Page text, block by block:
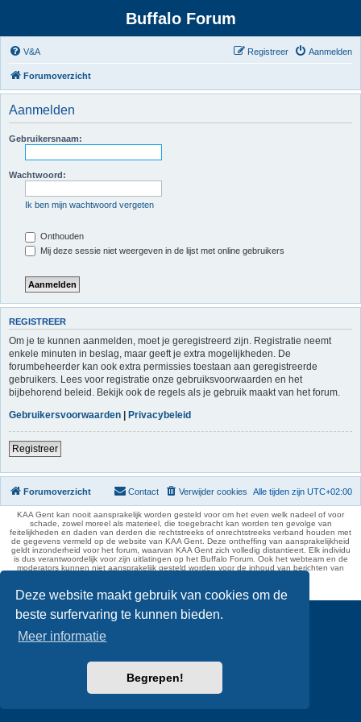
Deze website maakt gebruik van cookies om de
beste surfervaring te kunnen bieden.
Meer informatie
Begrepen!
Buffalo Forum
V&A Aanmelden
Registreer
Forumoverzicht
Aanmelden
Gebruikersnaam:
Wachtwoord:
Ik ben mijn wachtwoord vergeten
Onthouden
Mij deze sessie niet weergeven in de lijst met online gebruikers
REGISTREER
Om je te kunnen aanmelden, moet je geregistreerd zijn. Registratie neemt
enkele minuten in beslag, maar geeft je extra mogelijkheden. De
forumbeheerder kan ook extra permissies toestaan aan geregistreerde
gebruikers. Lees voor registratie onze gebruiksvoorwaarden en het
bijbehorend beleid. Bekijk ook de regels als je gebruik maakt van het forum.
Gebruikersvoorwaarden | Privacybeleid
Registreer
Forumoverzicht Alle tijden zijn UTC+02:00
Verwijder cookies
Contact
KAA Gent kan nooit aansprakelijk worden gesteld voor om het even welk nadeel of voor
schade, zowel moreel als materieel, die toegebracht kan worden ten gevolge van
feitelijkheden en daden van derden die rechtstreeks of onrechtstreeks verband houden met
de gegevens vermeld op de website van KAA Gent. Deze ontheffing van aansprakelijkheid
geldt inzonderheid voor het forum, waarvan KAA Gent zich volledig distantieert. Elk individu
is dus verantwoordelijk voor zijn uitlatingen op het Buffalo Forum. Ook het webteam en de
moderators kunnen niet aansprakelijk gesteld worden voor de inhoud van berichten van